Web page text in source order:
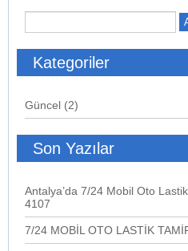
Kategoriler
Güncel (2)
Son Yazılar
Antalya’da 7/24 Mobil Oto
4107
7/24 MOBİL OTO LASTİK